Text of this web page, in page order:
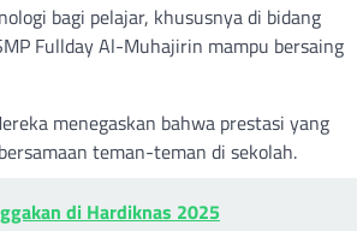
bagi pelajar, khususnya di bidang
Fullday Al-Muhajirin mampu bersaing
menegaskan bahwa prestasi yang
teman-teman di sekolah.
di Hardiknas 2025